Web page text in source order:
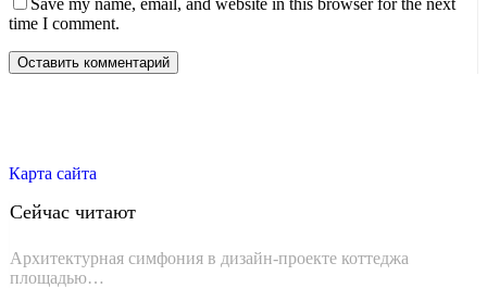
time I comment.
Карта сайта
Сейчас читают
Архитектурная симфония в дизайн-проекте коттеджа
площадью…